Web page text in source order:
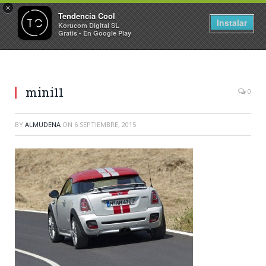
×
Tendencia Cool
Korucom Digital SL
Gratis - En Google Play
Instalar
mini11 0
BY ALMUDENA ON 6 SEPTIEMBRE, 2015